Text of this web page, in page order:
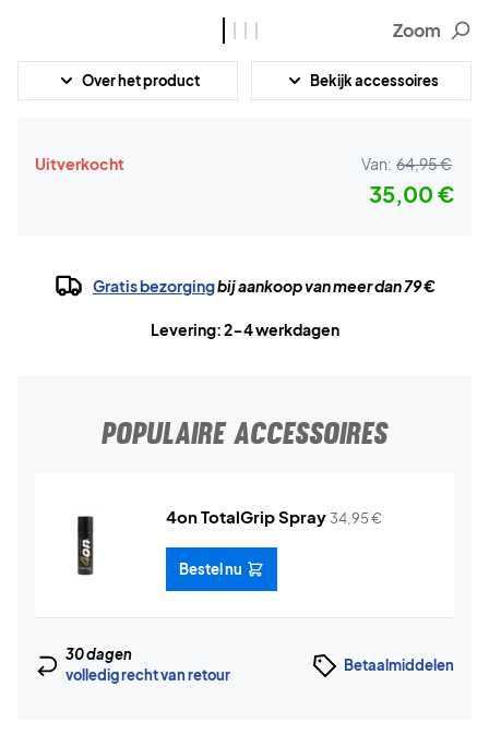
Zoom
Over het product Bekijk accessoires
Uitverkocht Van: 64,95 €
35,00 €
Gratis bezorgingbij aankoop van meer dan 79 €
Levering: 2-4 werkdagen
POPULAIRE ACCESSOIRES
4on TotalGrip Spray 34,95€
Bestel nu
30 dagen
volledig recht van retour
Betaalmiddelen